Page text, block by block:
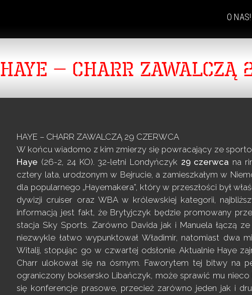
O NAS!
HAYE – CHARR ZAWALCZĄ
HAYE – CHARR ZAWALCZĄ 29 CZERWCA
W końcu wiadomo z kim zmierzy się powracający ze
Haye (26-2, 24 KO). 32-letni Londyńczyk 29 czerwca na
cztery lata, urodzonym w Bejrucie, a zamieszkałym w
dla popularnego „Hayemakera”, który w przeszłości był
dywizji cruiser oraz WBA w królewskiej kategorii,
informacją jest fakt, że Brytyjczyk będzie promowany
stacja Sky Sports. Zarówno Davida jak i Manuela łączą
niezwykle łatwo wypunktował Władimir, natomiast dwa
Witalij, stopując go w czwartej odsłonie. Aktualnie Haye
Charr ulokował się na ósmym. Faworytem tej bitwy na
ograniczony boksersko Libańczyk, może sprawić mu
się konferencje prasowe, przecież zarówno jeden jak i